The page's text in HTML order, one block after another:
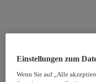
Einstellungen zum
Wenn Sie auf „Alle